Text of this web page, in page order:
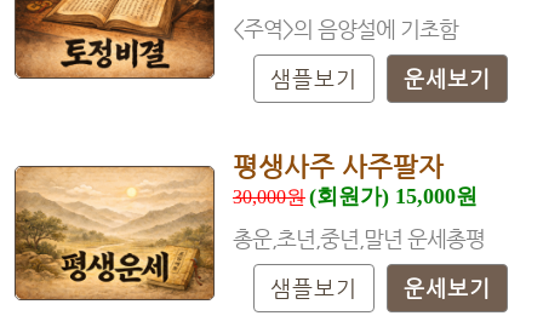
<주역>의 음양설에 기초함
샘플보기
운세보기
평생사주 사주팔자
30,000원(회원가) 15,000원
총운,초년,중년,말년 운세총평
샘플보기
운세보기